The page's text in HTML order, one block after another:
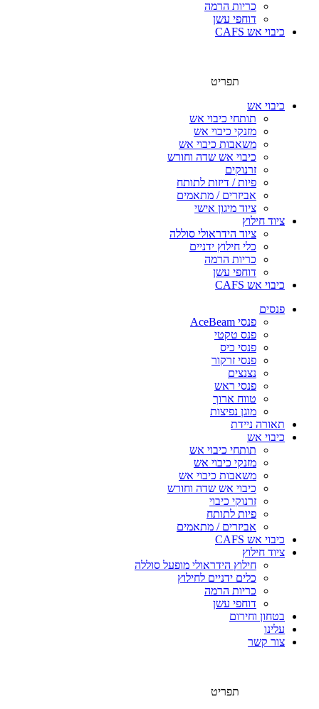
כריות הרמה
דוחפי עשן
כיבוי אש CAFS
תפריט
כיבוי אש
תותחי כיבוי אש
מזנקי כיבוי אש
משאבות כיבוי אש
כיבוי אש שדה וחורש
זרנוקים
פיות / דיזות לתותח
אביזרים / מתאמים
ציוד מיגון אישי
ציוד חילוץ
ציוד הידראולי סוללה
כלי חילוץ ידניים
כריות הרמה
דוחפי עשן
כיבוי אש CAFS
פנסים
פנסי AceBeam
פנס טקטי
פנסי כיס
פנסי זרקור
נצנצים
פנסי ראש
טווח ארוך
מוגן נפיצות
תאורה ניידת
כיבוי אש
תותחי כיבוי אש
מזנקי כיבוי אש
משאבות כיבוי אש
כיבוי אש שדה וחורש
זרנוקי כיבוי
פיות לתותח
אביזרים / מתאמים
כיבוי אש CAFS
ציוד חילוץ
חילוץ הידראולי מופעל סוללה
כלים ידניים לחילוץ
כריות הרמה
דוחפי עשן
בטחון וחירום
עלינו
צור קשר
תפריט